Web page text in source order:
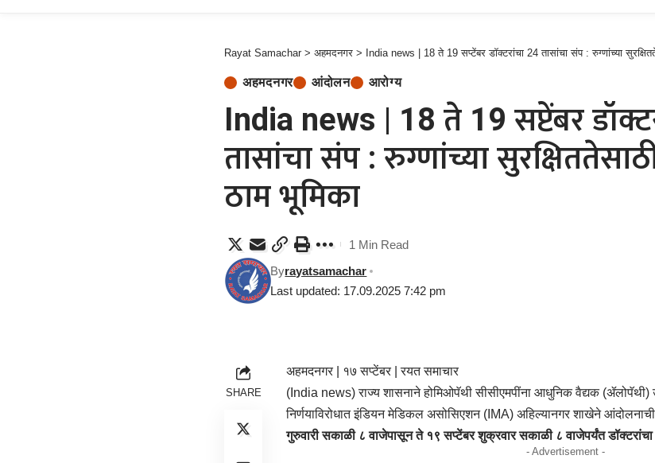
Rayat Samachar > अहमदनगर > India news | 18 ते 19 सप्टेंबर डॉक्टरांचा 24 तासांचा संप : रुग्णांच्या
अहमदनगर आंदोलन आरोग्य
India news | 18 ते 19 सप्टेंबर
तासांचा संप : रुग्णांच्या
ठाम भूमिका
Last updated: 17.09.2025 7:42 pm
Byrayatsamachar
1 Min Read
SHARE
अहमदनगर | १७ सप्टेंबर | रयत समाचार
(India news) राज्य शासनाने होमिओपॅथी सीसीएमपींना आधुनिक वैद्यक (ॲलोपॅथी)
निर्णयाविरोधात इंडियन मेडिकल असोसिएशन (IMA) अहिल्यानगर शाखेने
गुरुवारी सकाळी ८ वाजेपासून ते १९ सप्टेंबर शुक्रवार सकाळी ८ वाजेपर्यंत
- Advertisement -